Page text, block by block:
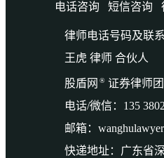
电话咨询 短信咨询
律师电话号码及联系
王虎 律师 合伙人
股盾网 ® 证券律师
电话/微信：135
邮箱：
快递地址：广东省